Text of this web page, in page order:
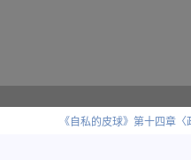
《自私的皮球》第十四章